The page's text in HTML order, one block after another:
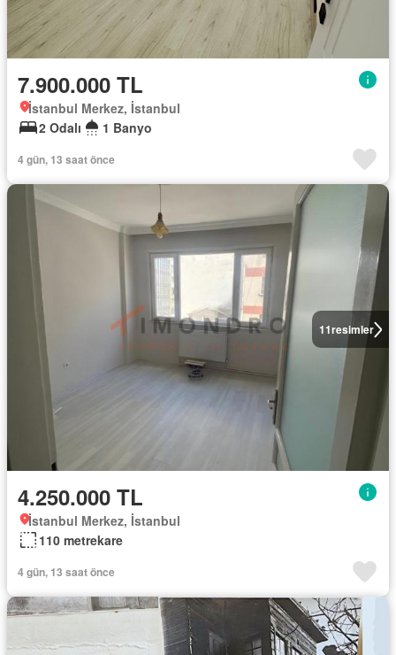
7.900.000 TL
İstanbul Merkez, İstanbul
2 Odalı
1 Banyo
4 gün, 13 saat önce
11resimler
4.250.000 TL
İstanbul Merkez, İstanbul
110 metrekare
4 gün, 13 saat önce